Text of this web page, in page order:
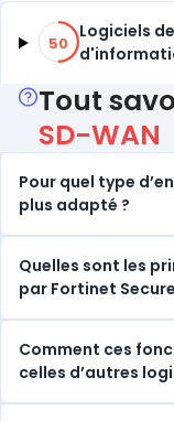
50% de
50
Logiciels
Tout
SD-WAN
Pour quel type
plus adapté ?
Quelles sont les
par Fortinet
Comment ces
celles d’autres